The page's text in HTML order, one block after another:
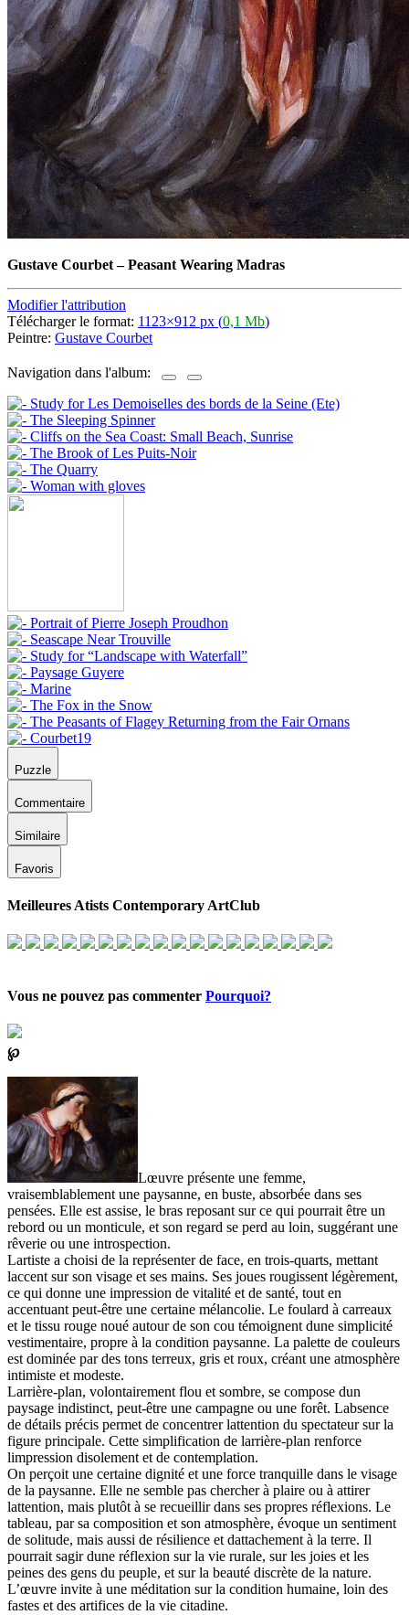
Gustave Courbet–Peasant Wearing Madras
Modifier l'attribution
Télécharger le format: 1123×912 px (0,1 Mb)
Peintre: Gustave Courbet
Navigation dans l'album:
Puzzle
Commentaire
Similaire
Favoris
Meilleures Atists Contemporary ArtClub
Vous ne pouvez pas commenter Pourquoi?
℘
Lœuvre présente une femme,
vraisemblablement une paysanne, en buste, absorbée dans ses
pensées. Elle est assise, le bras reposant sur ce qui pourrait être un
rebord ou un monticule, et son regard se perd au loin, suggérant une
rêverie ou une introspection.
Lartiste a choisi de la représenter de face, en trois-quarts, mettant
laccent sur son visage et ses mains. Ses joues rougissent légèrement,
ce qui donne une impression de vitalité et de santé, tout en
accentuant peut-être une certaine mélancolie. Le foulard à carreaux
et le tissu rouge noué autour de son cou témoignent dune simplicité
vestimentaire, propre à la condition paysanne. La palette de couleurs
est dominée par des tons terreux, gris et roux, créant une atmosphère
intimiste et modeste.
Larrière-plan, volontairement flou et sombre, se compose dun
paysage indistinct, peut-être une campagne ou une forêt. Labsence
de détails précis permet de concentrer lattention du spectateur sur la
figure principale. Cette simplification de larrière-plan renforce
limpression disolement et de contemplation.
On perçoit une certaine dignité et une force tranquille dans le visage
de la paysanne. Elle ne semble pas chercher à plaire ou à attirer
lattention, mais plutôt à se recueillir dans ses propres réflexions. Le
tableau, par sa composition et son atmosphère, évoque un sentiment
de solitude, mais aussi de résilience et dattachement à la terre. Il
pourrait sagir dune réflexion sur la vie rurale, sur les joies et les
peines des gens du peuple, et sur la beauté discrète de la nature.
L’œuvre invite à une méditation sur la condition humaine, loin des
fastes et des artifices de la vie citadine.